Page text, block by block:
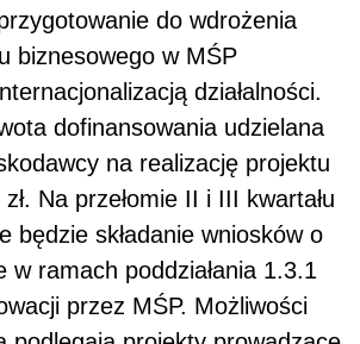
do wdrożenia
biznesowego w MŚP
działalności.
dofinansowania udzielana
na realizację projektu
Na przełomie II i III kwartału
będzie składanie wniosków o
w ramach poddziałania 1.3.1
przez MŚP. Możliwości